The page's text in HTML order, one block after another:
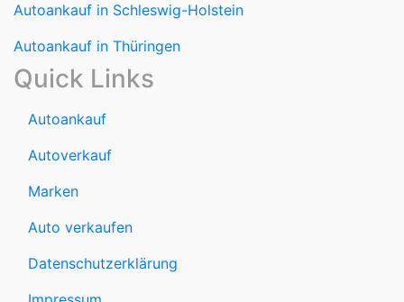
Autoankauf in Schleswig-Holstein
Autoankauf in Thüringen
Quick Links
Autoankauf
Autoverkauf
Marken
Auto verkaufen
Datenschutzerklärung